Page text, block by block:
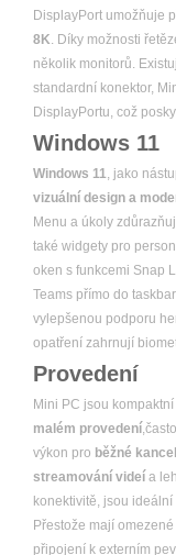
DisplayPort umožňuje
8K. Díky možnosti
několik monitorů.
standardní konektor,
DisplayPortu, což
Windows 11
Windows 11, jako
vizuální design a
Menu a úkoly
také widgety pro
oken s funkcemi Snap
Teams přímo do
vylepšenou podporu
opatření zahrnují
Provedení
Mini PC jsou
malém provedení
výkon pro běžné
streamování videí a
konektivitě, jsou ideální
Přestože mají
připojení k externím